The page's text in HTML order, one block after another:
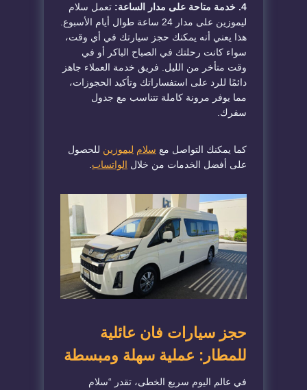
4. خدمة متاحة على مدار الساعة:
تعمل سلام
ليموزين على مدار 24 ساعة طوال أيام الأسبوع.
هذا يعني أنه يمكنك حجز سيارتك في أي وقت،
سواء كانت رحلتك في الصباح الباكر أو في
وقت متأخر من الليل. فريق خدمة العملاء جاهز
دائمًا للرد على استفساراتك وتأكيد الحجوزات،
مما يوفر مرونة كاملة تتناسب مع جدول
سفرك.
كما يمكنك التواصل مع سلام ليموزين للحصول
على أفضل الخدمات من خلال الواتساب
حجز سيارات فان عائلية
للمطار: عملية سهلة ومبسطة
في عالم اليوم سريع الخطى، تقدر “سلام